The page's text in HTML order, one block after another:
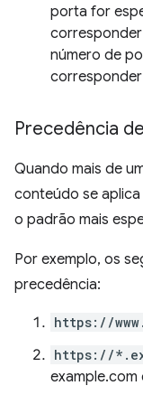
porta for
corresponder
número de
Precedência
Quando mais de
conteúdo se
o padrão mais
Por exemplo, os
precedência:
https://
https://